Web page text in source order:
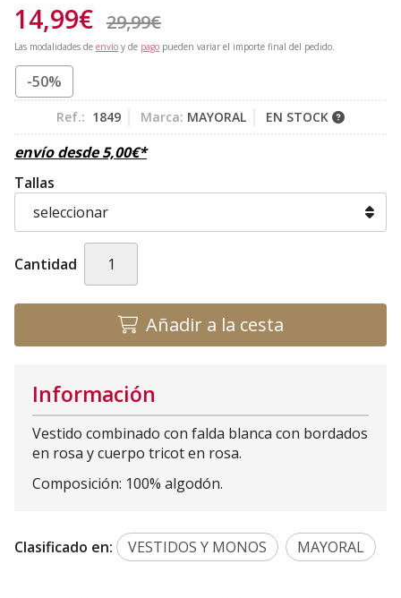
14,99€ 29,99€
Las modalidades de envío y de pago pueden variar el importe final del pedido.
-50%
Ref.: 1849 Marca: MAYORAL EN STOCK
envío desde5,00€*
Tallas
Cantidad
Añadir a la cesta
Información
Vestido combinado con falda blanca con bordados
en rosa y cuerpo tricot en rosa.
Composición: 100% algodón.
Clasificado en: VESTIDOS Y MONOS MAYORAL